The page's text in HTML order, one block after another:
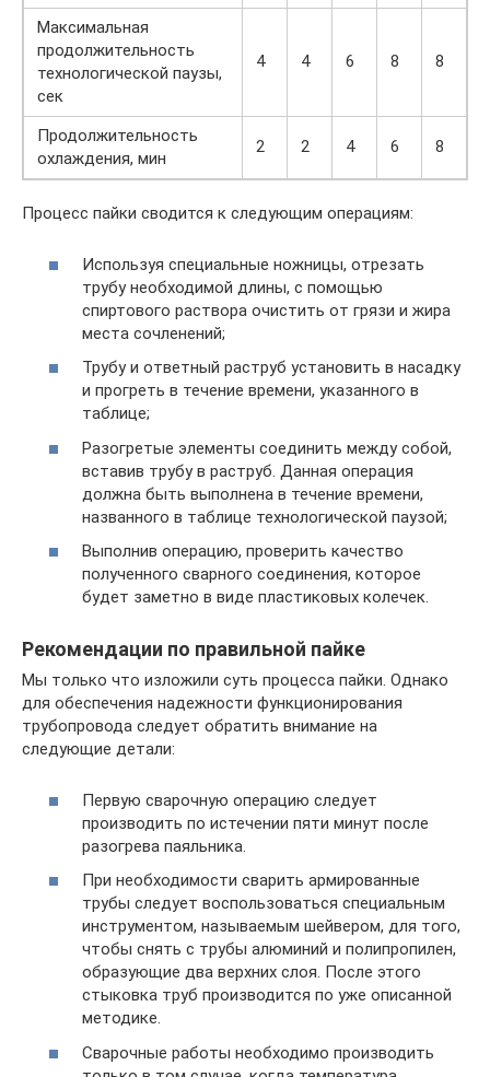
Максимальная
продолжительность
технологической паузы,
сек
4 4 6 8 8
Продолжительность
охлаждения, мин
2 2 4 6 8
Процесс пайки сводится к следующим операциям:
Используя специальные ножницы, отрезать
трубу необходимой длины, с помощью
спиртового раствора очистить от грязи и жира
места сочленений;
Трубу и ответный раструб установить в насадку
и прогреть в течение времени, указанного в
таблице;
Разогретые элементы соединить между собой,
вставив трубу в раструб. Данная операция
должна быть выполнена в течение времени,
названного в таблице технологической паузой;
Выполнив операцию, проверить качество
полученного сварного соединения, которое
будет заметно в виде пластиковых колечек.
Рекомендации по правильной пайке
Мы только что изложили суть процесса пайки. Однако
для обеспечения надежности функционирования
трубопровода следует обратить внимание на
следующие детали:
Первую сварочную операцию следует
производить по истечении пяти минут после
разогрева паяльника.
При необходимости сварить армированные
трубы следует воспользоваться специальным
инструментом, называемым шейвером, для того,
чтобы снять с трубы алюминий и полипропилен,
образующие два верхних слоя. После этого
стыковка труб производится по уже описанной
методике.
Сварочные работы необходимо производить